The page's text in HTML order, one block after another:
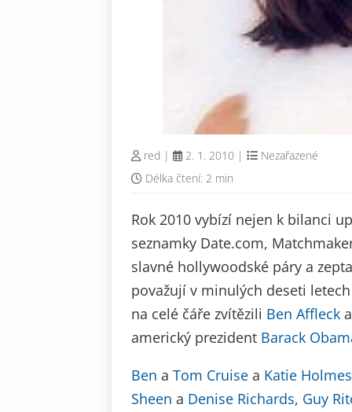
red | 2. 1. 2010 |
Nezařazené
Délka čtení: 2 min
Rok 2010 vybízí nejen k bilanci
seznamky Date.com,
slavné hollywoodské páry a
považují v minulých deseti
na celé čáře zvítězili Ben Affleck
americký prezident Barack
Ben a Tom Cruise a Katie Holmes
Sheen a Denise Richards, Guy